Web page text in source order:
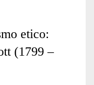
etico:
(1799 –